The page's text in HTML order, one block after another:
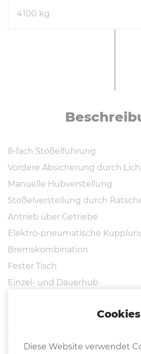
4100 kg
8-fach Stößelführung
Vordere Absicherung durch
Manuelle Hubverstellung
Stößelverstellung durch
Antrieb über Getriebe
Elektro-pneumatische
Bremskombination
Fester Tisch
Einzel- und Dauerhub
Mechanische Überlastsicherung
Automatische
Ausrüstung gemäß CE
Cookies
Diese Website verwendet